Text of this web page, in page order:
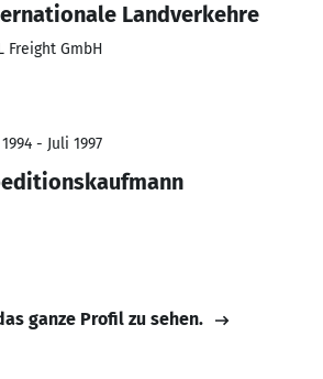
Landverkehre
Freight GmbH
- Juli 1997
ganze Profil zu sehen.